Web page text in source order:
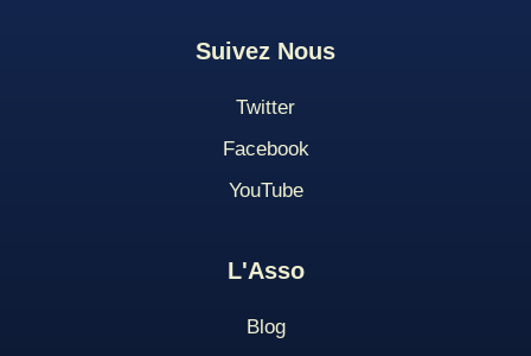
Suivez Nous
Twitter
Facebook
YouTube
L'Asso
Blog